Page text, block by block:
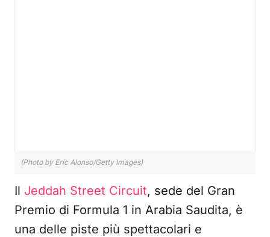
(Photo by Eric Alonso/Getty Images)
Il Jeddah Street Circuit, sede del Gran
Premio di Formula 1 in Arabia Saudita, è
una delle piste più spettacolari e